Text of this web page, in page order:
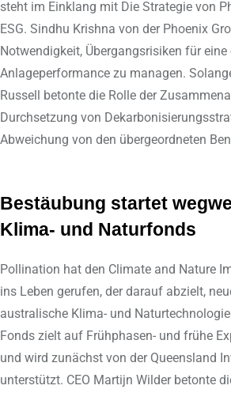
steht im Einklang mit Die Strategie von
ESG. Sindhu Krishna von der Phoenix
Notwendigkeit, Übergangsrisiken für
Anlageperformance zu managen.
Russell betonte die Rolle der
Durchsetzung von
Abweichung von den übergeordneten
Bestäubung startet
Klima- und Naturfonds
Pollination hat den Climate and Nature
ins Leben gerufen, der darauf abzielt,
australische Klima- und
Fonds zielt auf Frühphasen- und frühe
und wird zunächst von der Queensland
unterstützt. CEO Martijn Wilder betonte